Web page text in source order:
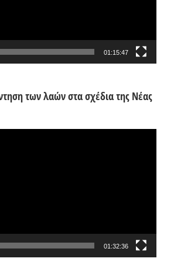
01:15:47
των λαών στα σχέδια της Νέας
01:32:36